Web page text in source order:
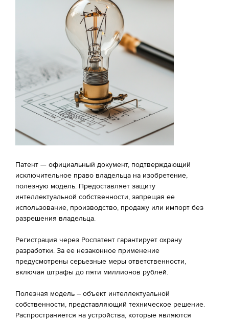
Патент — официальный документ, подтверждающий
исключительное право владельца на изобретение,
полезную модель. Предоставляет защиту
интеллектуальной собственности, запрещая ее
использование, производство, продажу или импорт без
разрешения владельца.
Регистрация через Роспатент гарантирует охрану
разработки. За ее незаконное применение
предусмотрены серьезные меры ответственности,
включая штрафы до пяти миллионов рублей.
Полезная модель – объект интеллектуальной
собственности, представляющий техническое решение.
Распространяется на устройства, которые являются